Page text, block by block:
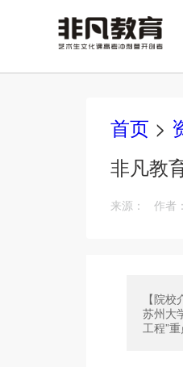
首页 >
非凡教
来源： 作者
【院校
苏州大
工程”